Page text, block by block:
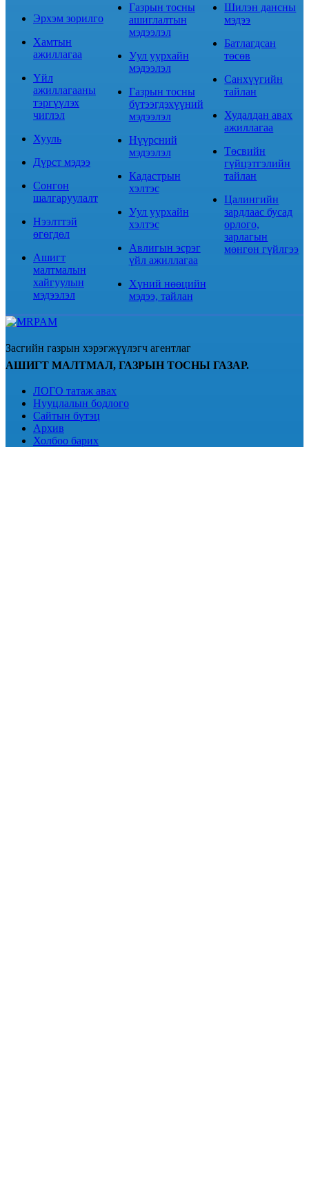
Эрхэм зорилго
Хамтын
ажиллагаа
Үйл
ажиллагааны
тэргүүлэх
чиглэл
Хууль
Дүрст мэдээ
Сонгон
шалгаруулалт
Нээлттэй
өгөгдөл
Ашигт
малтмалын
хайгуулын
мэдээлэл
Газрын тосны
ашиглалтын
мэдээлэл
Уул уурхайн
мэдээлэл
Газрын тосны
бүтээгдэхүүний
мэдээлэл
Нүүрсний
мэдээлэл
Кадастрын
хэлтэс
Уул уурхайн
хэлтэс
Авлигын эсрэг
үйл ажиллагаа
Хүний нөөцийн
мэдээ, тайлан
Шилэн дансны
мэдээ
Батлагдсан
төсөв
Санхүүгийн
тайлан
Худалдан авах
ажиллагаа
Төсвийн
гүйцэтгэлийн
тайлан
Цалингийн
зардлаас бусад
орлого,
зарлагын
мөнгөн гүйлгээ
Засгийн газрын хэрэгжүүлэгч агентлаг
АШИГТ МАЛТМАЛ, ГАЗРЫН ТОСНЫ ГАЗАР.
ЛОГО татаж авах
Нууцлалын бодлого
Сайтын бүтэц
Архив
Холбоо барих